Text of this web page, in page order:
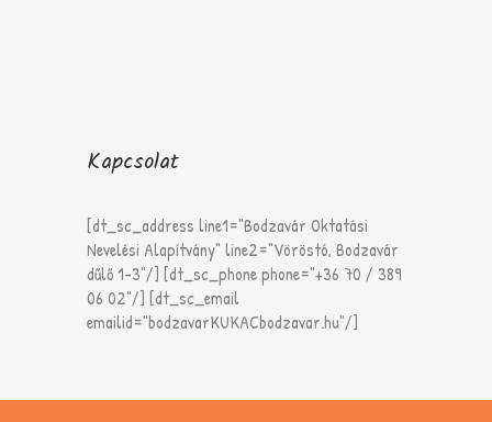
Kapcsolat
[dt_sc_address line1="Bodzavár Oktatási
Nevelési Alapítvány" line2="Vöröstó, Bodzavár
dűlő 1-3"/] [dt_sc_phone phone="+36 70 / 389
06 02"/] [dt_sc_email
emailid="bodzavarKUKACbodzavar.hu"/]